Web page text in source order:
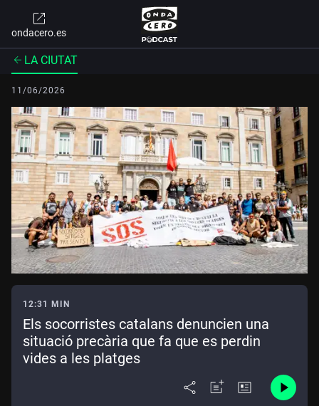
ondacero.es
LA CIUTAT
11/06/2026
12:31 MIN
Els socorristes catalans denuncien una
situació precària que fa que es perdin
vides a les platges